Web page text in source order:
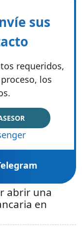
sus
requeridos,
los
abrir una
en